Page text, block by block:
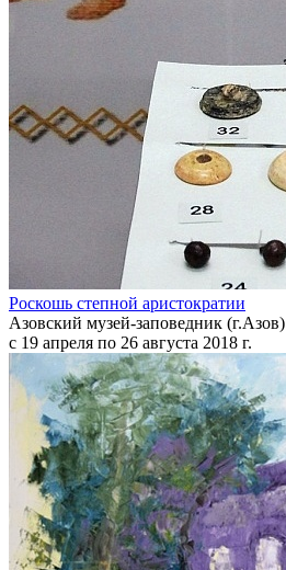
Роскошь степной аристократии
Азовский музей-заповедник (г.Азов)
с 19 апреля по 26 августа 2018 г.